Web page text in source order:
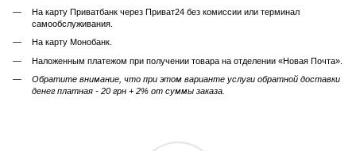
На карту Приватбанк через Приват24 без комиссии или терминал
самообслуживания.
На карту Монобанк.
Наложенным платежом при получении товара на отделении «Новая Почта».
Обратите внимание, что при этом варианте услуги обратной доставки
денег платная - 20 грн + 2% от суммы заказа.